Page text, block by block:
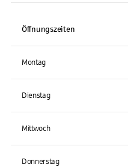
Öffnungszeiten
Montag
Dienstag
Mittwoch
Donnerstag